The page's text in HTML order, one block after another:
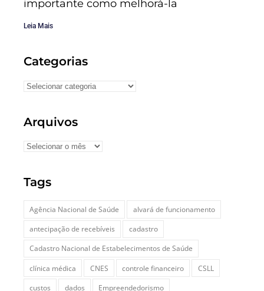
importante como melhorá-la
Leia Mais
Categorias
Arquivos
Tags
Agência Nacional de Saúde
alvará de funcionamento
antecipação de recebíveis
cadastro
Cadastro Nacional de Estabelecimentos de Saúde
clínica médica
CNES controle financeiro
CSLL
custos
dados
Empreendedorismo